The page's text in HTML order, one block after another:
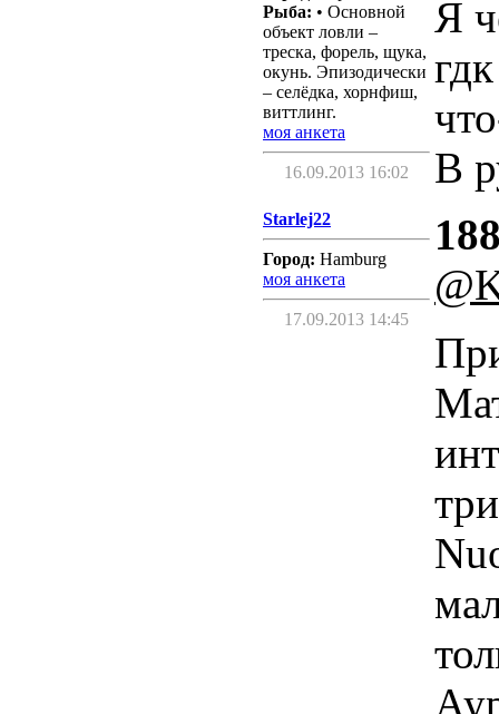
Рыба: • Основной
объект ловли –
треска, форель, щука,
окунь. Эпизодически
– селёдка, хорнфиш,
виттлинг.
моя анкета
16.09.2013 16:02
Я
В
Starlej22
Город: Hamburg
моя анкета
17.09.2013 14:45